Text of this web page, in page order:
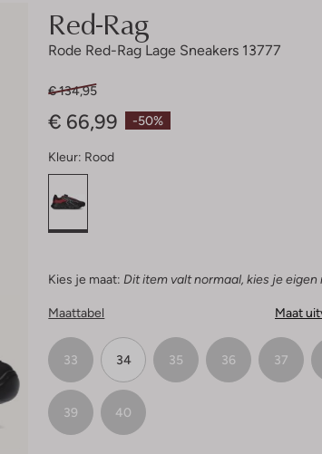
Red-Rag
Rode Red-Rag Lage Sneakers 13777
-50%
€ 134,95
€ 66,99
Kleur: Rood
Kies je maat: Dit item valt normaal, kies je eigen
Maattabel Maat
33 34 35 36 37
39 40